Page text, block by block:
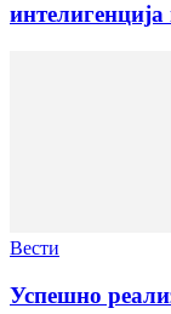
Вести
Успешно